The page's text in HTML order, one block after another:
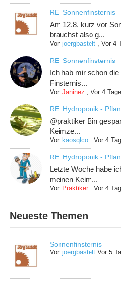
RE: Sonnenfinsternis
Am 12.8. kurz vor
brauchst also g...
Vonjoergbastelt ,Vor 4
RE: Sonnenfinsternis
Ich hab mir schon
Finsternis...
VonJaninez ,Vor 4
RE: Hydroponik -
@praktiker Bin
Keimze...
Von kaosqlco ,Vor 4
RE: Hydroponik -
Letzte Woche habe
meinen Keim...
Von Praktiker ,Vor 4
Neueste Themen
Sonnenfinsternis
Vonjoergbastelt Vor 5